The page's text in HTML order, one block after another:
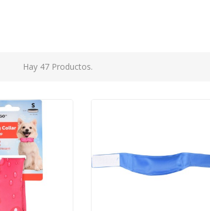
Hay 47 Productos.